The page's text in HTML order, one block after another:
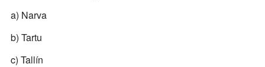
a) Narva
b) Tartu
c) Tallín